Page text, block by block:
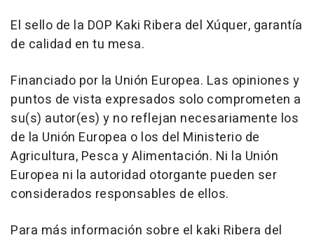
El sello de la DOP Kaki Ribera del Xúquer, garantía
de calidad en tu mesa.
Financiado por la Unión Europea. Las opiniones y
puntos de vista expresados solo comprometen a
su(s) autor(es) y no reflejan necesariamente los
de la Unión Europea o los del Ministerio de
Agricultura, Pesca y Alimentación. Ni la Unión
Europea ni la autoridad otorgante pueden ser
considerados responsables de ellos.
Para más información sobre el kaki Ribera del